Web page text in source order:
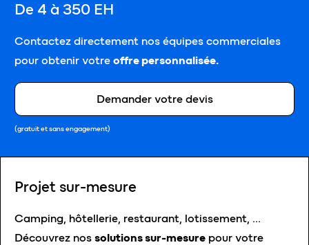
De 4 à 350 EH
Contactez directement nos équipes commerciales
pour obtenir votre offre personnalisée.
Demander votre devis
(gratuit et sans engagement)
Projet sur-mesure
Camping, hôtellerie, restaurant, lotissement, …
Découvrez nos solutions sur-mesure pour votre